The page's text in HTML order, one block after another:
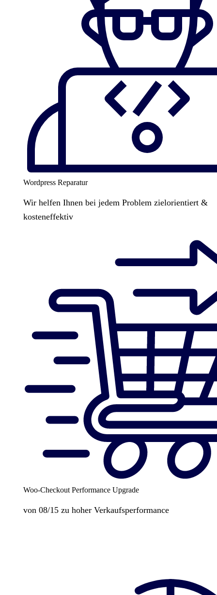
Wordpress Reparatur
Wir helfen Ihnen bei jedem Problem zielorientiert &
kosteneffektiv
Woo-Checkout Performance Upgrade
von 08/15 zu hoher Verkaufsperformance